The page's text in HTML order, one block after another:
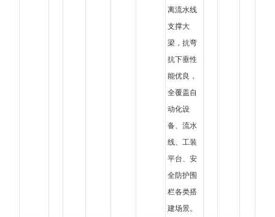
离流水线
支撑大
梁，抗弯
抗下垂性
能优良，
全覆盖自
动化设
备、流水
线、工装
平台、安
全防护围
栏各类搭
建场景。